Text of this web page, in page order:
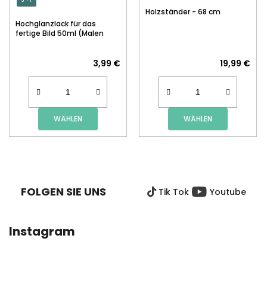
Hochglanzlack für das
fertige Bild 50ml (Malen
3,99 €
WÄHLEN
Holzständer - 68 cm
19,99 €
WÄHLEN
FOLGEN SIE UNS Tik Tok Youtube
Instagram